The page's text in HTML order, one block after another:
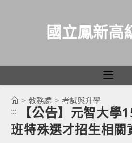
國立鳳新高
> 教務處 > 考試與升學
:::
【公告】元智大學
班特殊選才招生相關